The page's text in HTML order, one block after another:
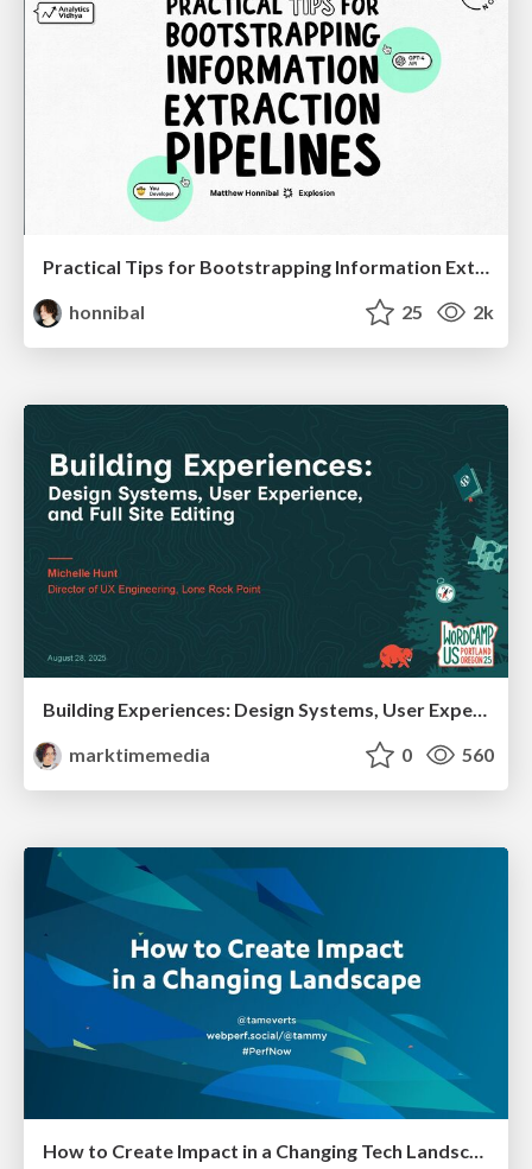
Practical Tips for Bootstrapping Information Extraction Pipelines
honnibal
25 2k
Building Experiences: Design Systems, User Experience, and Full Site Editing
marktimemedia
0 560
How to Create Impact in a Changing Tech Landscape [PerfNow 2023]